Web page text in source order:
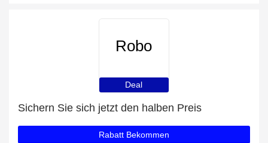
Robo
Deal
Sichern Sie sich jetzt den halben Preis
Rabatt Bekommen